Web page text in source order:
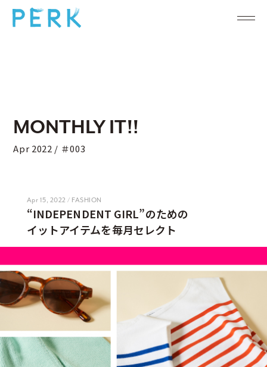
MONTHLY IT!!
Apr 2022 / ＃003
Apr 15, 2022 / FASHION
“INDEPENDENT GIRL”のための
イットアイテムを毎月セレクト